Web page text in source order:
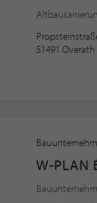
51491 Overath
W-PLAN